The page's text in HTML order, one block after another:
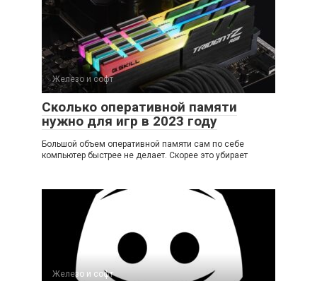
Железо и софт
Сколько оперативной памяти
нужно для игр в 2023 году
Большой объем оперативной памяти сам по себе
компьютер быстрее не делает. Скорее это убирает
Железо и софт